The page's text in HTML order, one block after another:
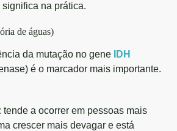
na prática.
de águas)
da mutação no gene
IDH
é o marcador mais importante.
tende a ocorrer em pessoas mais
crescer mais devagar e está